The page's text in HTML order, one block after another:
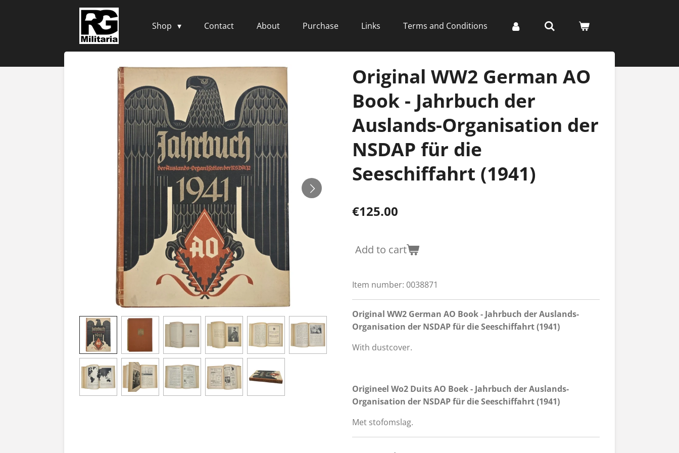
Shop Contact About Purchase Links Terms and Conditions
Original WW2 German AO
Book - Jahrbuch der
Auslands-Organisation der
NSDAP für die
Seeschiffahrt (1941)
€125.00
Add to cart
Item number: 0038871
Original WW2 German AO Book - Jahrbuch der Auslands-
Organisation der NSDAP für die Seeschiffahrt (1941)
With dustcover.
Origineel Wo2 Duits AO Boek - Jahrbuch der Auslands-
Organisation der NSDAP für die Seeschiffahrt (1941)
Met stofomslag.